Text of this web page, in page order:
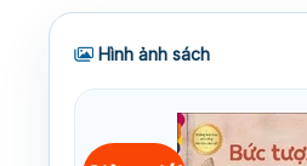
Hình ảnh sách